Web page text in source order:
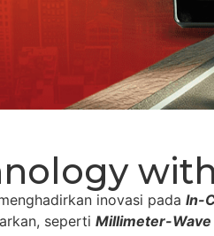
inovasi pada In-
seperti Millimeter-Wave